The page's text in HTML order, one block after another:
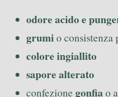
odore acido e
grumio consistenza
colore ingiallito
sapore alterato
confezione gonfiao